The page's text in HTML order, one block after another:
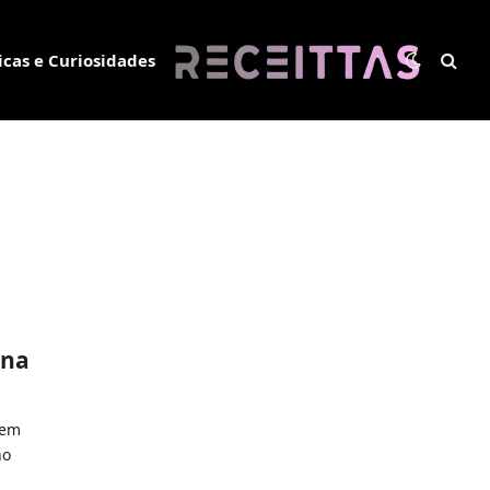
e Curiosidades